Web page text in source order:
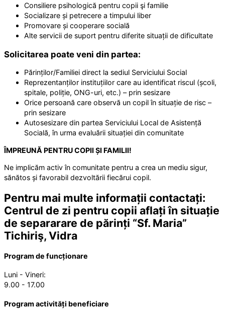
Consiliere psihologică pentru copii şi familie
Socializare și petrecere a timpului liber
Promovare și cooperare socială
Alte servicii de suport pentru diferite situații de dificultate
Solicitarea poate veni din partea:
Părinților/Familiei direct la sediul Serviciului Social
Reprezentanților instituțiilor care au identificat riscul (școli,
spitale, poliție, ONG-uri, etc.) – prin sesizare
Orice persoană care observă un copil în situație de risc –
prin sesizare
Autosesizare din partea Serviciului Local de Asistență
Socială, în urma evaluării situației din comunitate
ÎMPREUNĂ PENTRU COPII ȘI FAMILII!
Ne implicăm activ în comunitate pentru a crea un mediu sigur,
sănătos și favorabil dezvoltării fiecărui copil.
Pentru mai multe informații contactați:
Centrul de zi pentru copii aflați în situație
de separarare de părinți “Sf. Maria”
Tichiriş, Vidra
Program de funcționare
Luni - Vineri:
9.00 - 17.00
Program activități beneficiare